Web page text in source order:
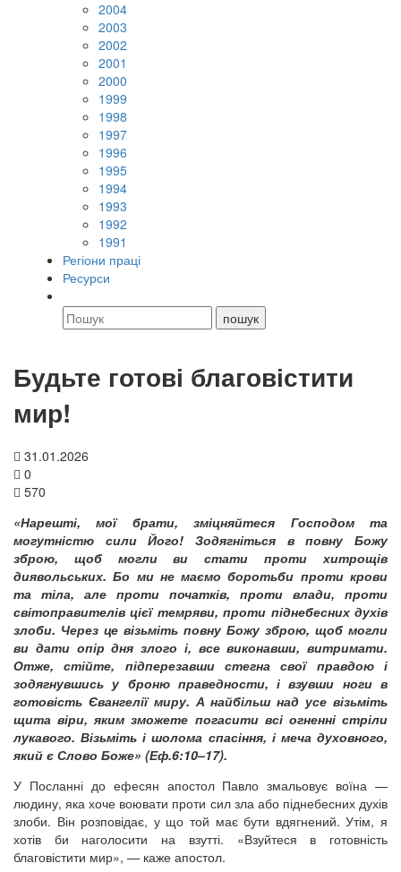
2004
2003
2002
2001
2000
1999
1998
1997
1996
1995
1994
1993
1992
1991
Регіони праці
Ресурси
Будьте готові благовістити
мир!
31.01.2026
0
570
«Нарешті, мої брати, зміцняйтеся Господом та
могутністю сили Його! Зодягніться в повну Божу
зброю, щоб могли ви стати проти хитрощів
диявольських. Бо ми не маємо боротьби проти крови
та тіла, але проти початків, проти влади, проти
світоправителів цієї темряви, проти піднебесних духів
злоби. Через це візьміть повну Божу зброю, щоб могли
ви дати опір дня злого і, все виконавши, витримати.
Отже, стійте, підперезавши стегна свої правдою і
зодягнувшись у броню праведности, і взувши ноги в
готовість Євангелії миру. А найбільш над усе візьміть
щита віри, яким зможете погасити всі огненні стріли
лукавого. Візьміть і шолома спасіння, і меча духовного,
який є Слово Боже» (Еф.6:10–17).
У Посланні до ефесян апостол Павло змальовує воїна —
людину, яка хоче воювати проти сил зла або піднебесних духів
злоби. Він розповідає, у що той має бути вдягнений. Утім, я
хотів би наголосити на взутті. «Взуйтеся в готовність
благовістити мир», — каже апостол.